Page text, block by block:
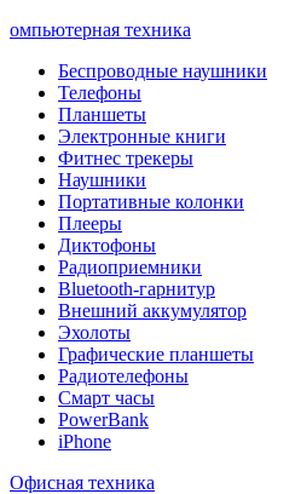
омпьютерная техника
Беспроводные наушники
Телефоны
Планшеты
Электронные книги
Фитнес трекеры
Наушники
Портативные колонки
Плееры
Диктофоны
Радиоприемники
Bluetooth-гарнитур
Внешний аккумулятор
Эхолоты
Графические планшеты
Радиотелефоны
Смарт часы
PowerBank
iPhone
Офисная техника